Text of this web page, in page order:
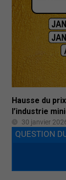
Hausse du
l’industrie
30 janvier
QUESTION